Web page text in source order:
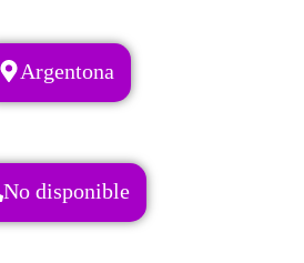
Argentona
No disponible